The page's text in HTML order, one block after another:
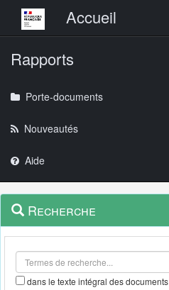
Menu principalAccueil
Rapports
Porte-documents
Nouveautés
Aide
Navigation
outils
Menu
contextuel
Recherche
dans le texte intégral des documents